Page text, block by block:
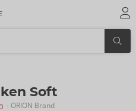
Soft
- ORION Brand